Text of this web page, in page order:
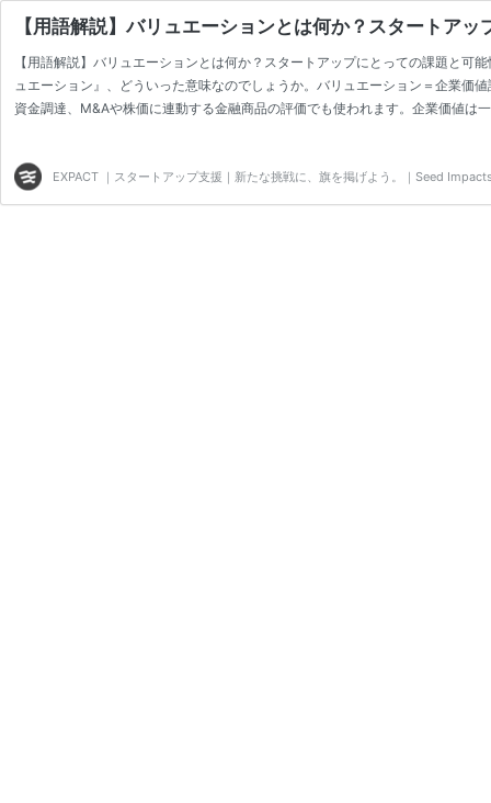
【用語解説】バリュエーションとは何か？スタートア
【用語解説】バリュエーションとは何か？スタートアップにとっての課題と
ュエーション』、どういった意味なのでしょうか。バリュエーション＝企業価
資金調達、M&Aや株価に連動する金融商品の評価でも使われます。企業価値は
EXPACT ｜スタートアップ支援｜新たな挑戦に、旗を掲げよう。｜Seed